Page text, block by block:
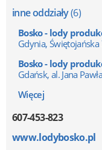
inne oddziały(6)
Bosko - lody
Gdynia, Świętojańska
Bosko - lody
Gdańsk, al. Jana
Więcej
607-453-823
www.lodybosko.pl